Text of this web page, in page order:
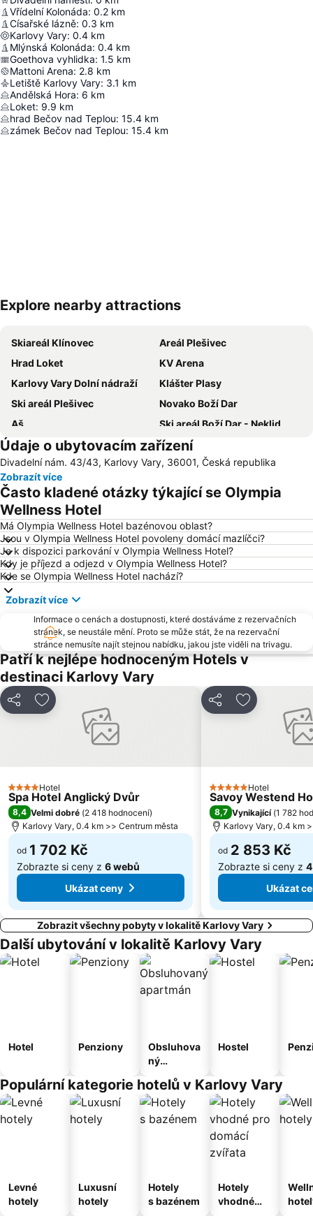
Vřídelní Kolonáda: 0.2 km
Císařské lázně: 0.3 km
Karlovy Vary: 0.4 km
Mlýnská Kolonáda: 0.4 km
Goethova vyhlidka: 1.5 km
Mattoni Arena: 2.8 km
Letiště Karlovy Vary: 3.1 km
Andělská Hora: 6 km
Loket: 9.9 km
hrad Bečov nad Teplou: 15.4 km
zámek Bečov nad Teplou: 15.4 km
Explore nearby attractions
Skiareál Klínovec
Areál Plešivec
Hrad Loket
KV Arena
Karlovy Vary Dolní nádraží
Klášter Plasy
Ski areál Plešivec
Novako Boží Dar
Aš
Ski areál Boží Dar - Neklid
Kolonada
Ski Area Mariánské Lázne
Skiáreal Novako
Sibyllenbad
Promenáda
Jáchymov Střed
Krásný Dvůr
Mlýnská kolonáda
Dostihové závodiště Karlovy Vary
Ski Centrum Bublava - Stříbrná
Rathskeller
Lázně I
Sklárna Moser
Horské středisko Pam
Horní Halže
Aquaforum
Švýcarská Bouda – Abertamy
Fichtelbergbahn
Elza Ski – Vejprty
Krajka – Kraslice
Jan Becher Muzeum - Becherovka
Golf Resort Karlovy Vary
Letiště Karlovy Vary
Klášter Teplá
Kurpark
Cristal Palace
Státní zámek Manětín
Skipot – Ski areál Potůčky
Saporo – Kraslice
Erzgebirgsmuseum mit Besucherbergwerk Im Gößner
Ostroh
Údaje o ubytovacím zařízení
Divadelní nám. 43/43, Karlovy Vary, 36001, Česká republika
Zobrazít více
Často kladené otázky týkající se Olympia
Wellness Hotel
Má Olympia Wellness Hotel bazénovou oblast?
Jsou v Olympia Wellness Hotel povoleny domácí mazlíčci?
Je k dispozici parkování v Olympia Wellness Hotel?
Kdy je příjezd a odjezd v Olympia Wellness Hotel?
Kde se Olympia Wellness Hotel nachází?
Zobrazít více
Informace o cenách a dostupnosti, které dostáváme z rezervačních
stránek, se neustále mění. Proto se může stát, že na rezervační
stránce nemusíte najít stejnou nabídku, jakou jste viděli na trivagu.
Patří k nejlépe hodnoceným Hotels v
destinaci Karlovy Vary
Sdílet Přidat na seznam oblíbených hotelů
4 Počet hvězdiček
Hotel
Spa Hotel Anglický Dvůr
8,4 Velmi dobré (2 418 hodnocení)
Karlovy Vary, 0.4 km >> Centrum města
od 1 702 Kč
Zobrazte si ceny z 6 webů
Ukázat ceny
Sdílet Přidat na
5 Počet hvězdiček
Hotel
Savoy Westend
8,7 Vynikající (1 782
Karlovy Vary, 0.4 km
od 2 853 Kč
Zobrazte si ceny z
Ukázat
Zobrazit všechny pobyty v lokalitě Karlovy Vary
Další ubytování v lokalitě Karlovy Vary
Hotel Penziony
Obsluhova
ný
Hostel
Populární kategorie hotelů v Karlovy Vary
Levné
hotely
Luxusní
hotely
Hotely
s bazénem
Hotely
vhodné